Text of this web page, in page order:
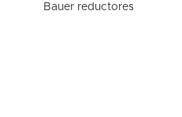
Bauer reductores